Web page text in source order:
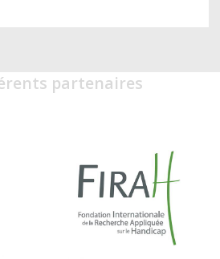
partenaires